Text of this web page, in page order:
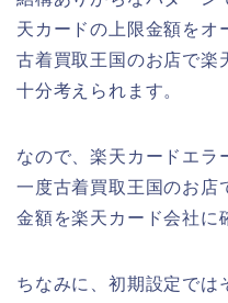
天カードの上限金額をオ
古着買取王国のお店で楽
十分考えられます。
なので、楽天カードエラ
一度古着買取王国のお店
金額を楽天カード会社に
ちなみに、初期設定では